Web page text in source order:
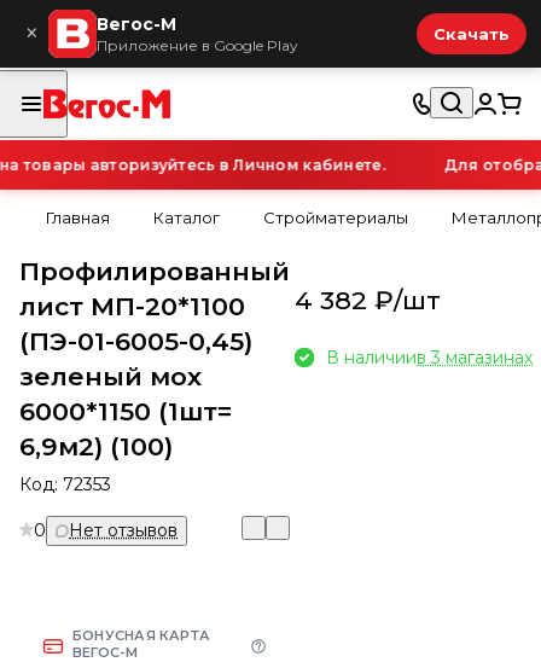
× Вегос-М
Приложение в Google Play
Скачать
авторизуйтесь в Личном кабинете. Для
Главная Каталог Стройматериалы
Профилированный
лист МП-20*1100
(ПЭ-01-6005-0,45)
зеленый мох
6000*1150 (1шт=
6,9м2) (100)
Код: 72353
0 Нет отзывов
БОНУСНАЯ КАРТА
ВЕГОС-М
4 382 ₽/шт
В наличиив 3 магазинах